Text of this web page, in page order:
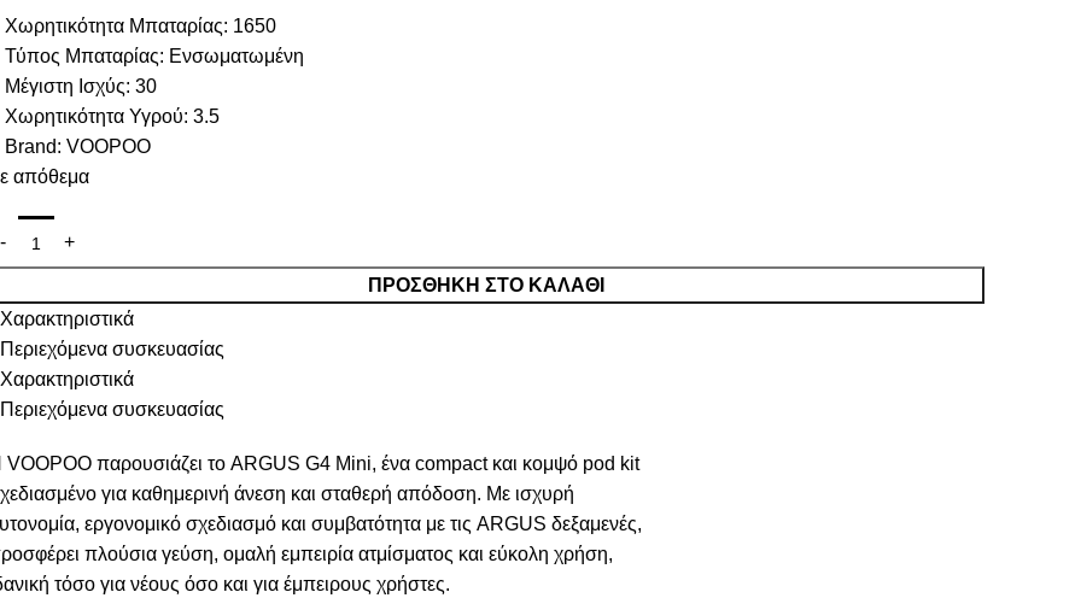
Χωρητικότητα Μπαταρίας: 1650
Τύπος Μπαταρίας: Ενσωματωμένη
Μέγιστη Ισχύς: 30
Χωρητικότητα Υγρού: 3.5
Brand: VOOPOO
απόθεμα
ΠΡΟΣΘΉΚΗ ΣΤΟ ΚΑΛΆΘΙ
Χαρακτηριστικά
Περιεχόμενα συσκευασίας
Χαρακτηριστικά
Περιεχόμενα συσκευασίας
VOOPOO παρουσιάζει το ARGUS G4 Mini, ένα compact και κομψό pod kit
για καθημερινή άνεση και σταθερή απόδοση. Με ισχυρή
εργονομικό σχεδιασμό και συμβατότητα με τις ARGUS δεξαμενές,
πλούσια γεύση, ομαλή εμπειρία ατμίσματος και εύκολη χρήση,
τόσο για νέους όσο και για έμπειρους χρήστες.